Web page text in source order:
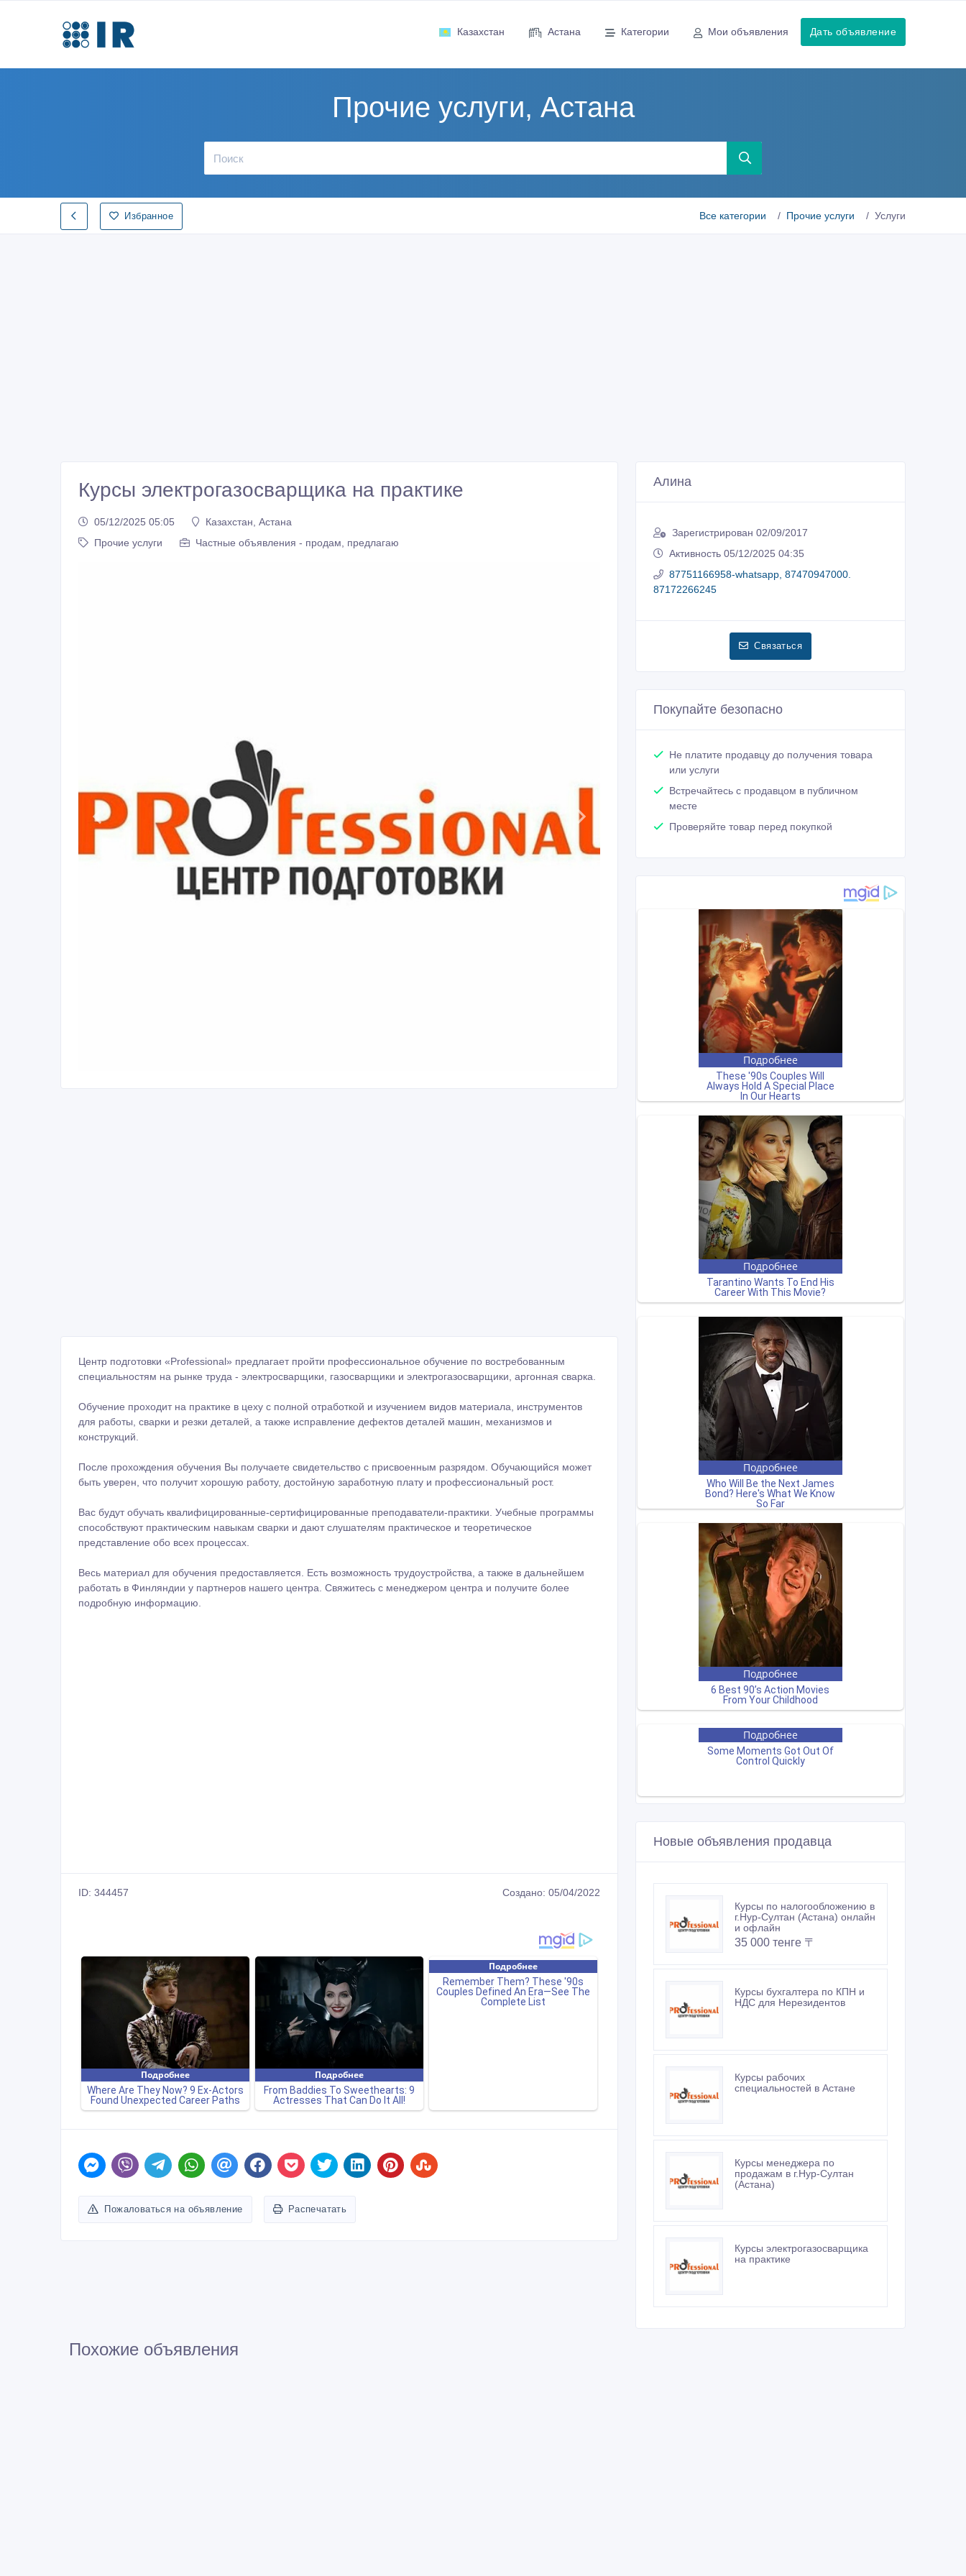
Казахстан Астана Категории Мои объявления Дать объявление
Прочие услуги, Астана
Избранное Все категории Прочие услуги Услуги
Курсы электрогазосварщика на практике
05/12/2025 05:05
Казахстан, Астана
Прочие услуги
Частные объявления - продам, предлагаю
Центр подготовки «Professional» предлагает пройти профессиональное обучение по востребованным
специальностям на рынке труда - электросварщики, газосварщики и электрогазосварщики, аргонная сварка.
Обучение проходит на практике в цеху с полной отработкой и изучением видов материала, инструментов
для работы, сварки и резки деталей, а также исправление дефектов деталей машин, механизмов и
конструкций.
После прохождения обучения Вы получаете свидетельство с присвоенным разрядом. Обучающийся может
быть уверен, что получит хорошую работу, достойную заработную плату и профессиональный рост.
Вас будут обучать квалифицированные-сертифицированные преподаватели-практики. Учебные программы
способствуют практическим навыкам сварки и дают слушателям практическое и теоретическое
представление обо всех процессах.
Весь материал для обучения предоставляется. Есть возможность трудоустройства, а также в дальнейшем
работать в Финляндии у партнеров нашего центра. Свяжитесь с менеджером центра и получите более
подробную информацию.
ID: 344457 Создано: 05/04/2022
Пожаловаться на объявление Распечатать
Алина
Зарегистрирован 02/09/2017
Активность 05/12/2025 04:35
87751166958-whatsapp, 87470947000.
87172266245
Связаться
Покупайте безопасно
Не платите продавцу до получения товара
или услуги
Встречайтесь с продавцом в публичном
месте
Проверяйте товар перед покупкой
Новые объявления продавца
Курсы по налогообложению в
г.Нур-Султан (Астана) онлайн
и офлайн
35 000 тенге 〒
Курсы бухгалтера по КПН и
НДС для Нерезидентов
Курсы рабочих
специальностей в Астане
Курсы менеджера по
продажам в г.Нур-Султан
(Астана)
Курсы электрогазосварщика
на практике
Похожие объявления